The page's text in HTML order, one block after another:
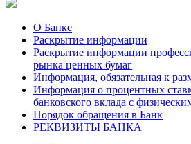
О Банке
Раскрытие информации
Раскрытие информации
рынка ценных бумаг
Информация, обязательная к
Информация о процентных
банковского вклада с
Порядок обращения в Банк
РЕКВИЗИТЫ БАНКА